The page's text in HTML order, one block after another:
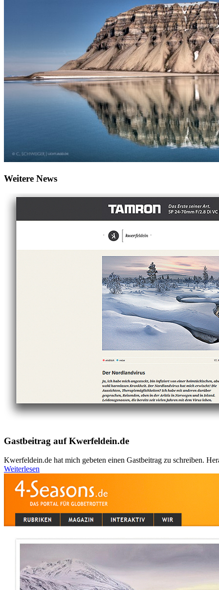
Weitere News
Gastbeitrag auf Kwerfeldein.de
Kwerfeldein.de hat mich gebeten einen Gastbeitrag zu schreiben.
Weiterlesen